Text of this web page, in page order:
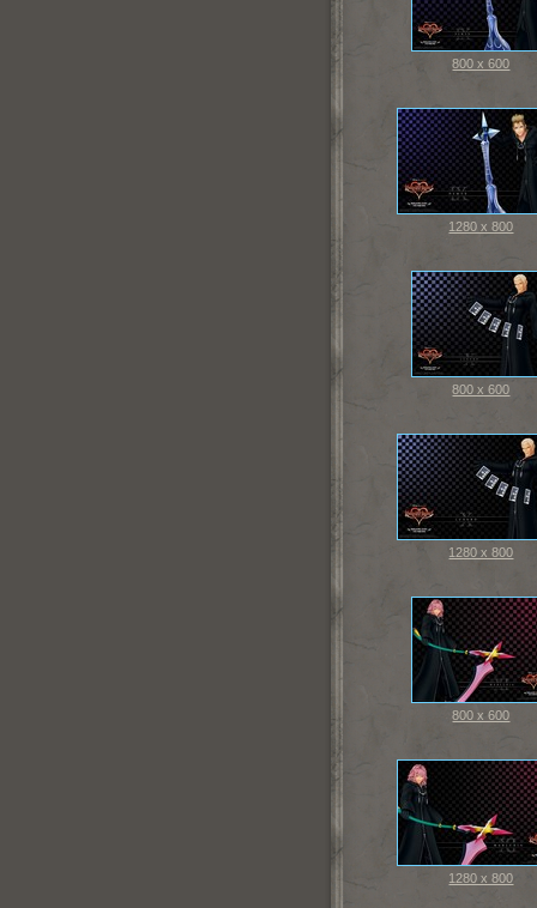
800 x 600
1280 x 800
800 x 600
1280 x 800
800 x 600
1280 x 800